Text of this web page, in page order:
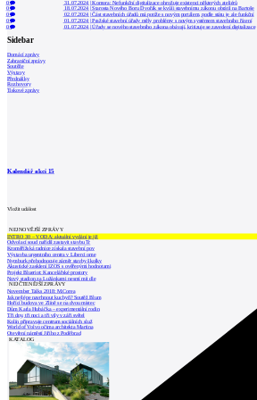
0
31.07.2024 |Komora: Nefunkční digitalizace ohrožuje existenci některých ateliérů
0
18.07.2024 |Starosta Nového Boru Dvořák se kvůli stavebnímu zákonu obrátil na Bartoše
0
02.07.2024 |Část stavebních úřadů má potíže s novým portálem, podle státu je ale funkční
0
01.07.2024 |Pražské stavební úřady měly problémy s novým systémem stavebního řízení
0
01.07.2024 |Úřady se nového stavebního zákona obávají, kritizuje se zavedení digitalizace
Sidebar
Domácí zprávy
Zahraniční zprávy
Soutěže
Výstavy
Přednášky
Rozhovory
Tiskové zprávy
Kalendář akcí 15
Vložit událost
NEJNOVĚJŠÍ ZPRÁVY
INTRO 30 – VODA: aktuální vydání je již
Odvolací soud nařídil zastavit stavbu Tr
Kroměřížská radnice získala stavební pov
Výstavba urgentního centra v Liberci ome
Nymburk přehodnocuje záměr stavby školky
Akustické zasklení IZOS s ověřenými hodnotami
Projekt Blueriot: Kancelářské prostory
Nový stadion za Lužánkami nesmí mít dle
NEJČTENĚJŠÍ ZPRÁVY
November Talks 2018: M.Corea
Jak nejlépe navrhnout kuchyň? Soutěž Blum
Hořící budova ve Zlíně se na dvou místec
Dům Karla Hubáčka – experimentální rodin
Tři dny, tři noci a tři vily v záři světel
Kolín připravuje centrum sociálních služ
World of Volvo očima architekta Martina
Otevření náměstí Jiřího z Poděbrad
KATALOG